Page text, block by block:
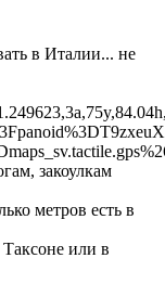
в Италии... не
закоулкам
метров есть в
или в